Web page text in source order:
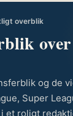
overblik
og de
Super
et roligt